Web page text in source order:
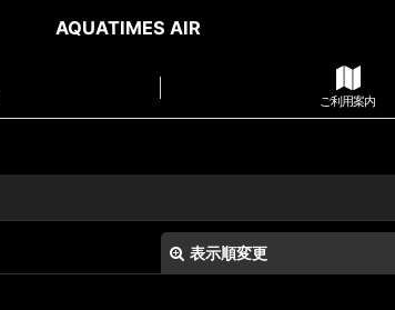
AQUATIMES AIR
ご利用案内
表示順変更